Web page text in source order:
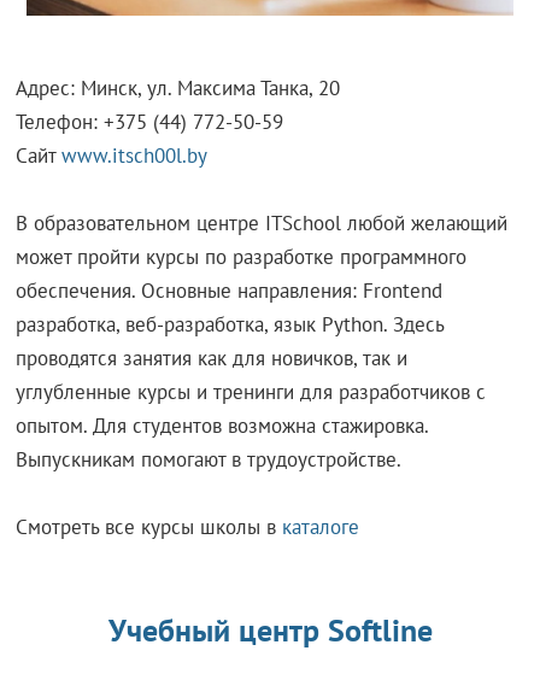
Адрес: Минск, ул. Максима Танка, 20
Телефон: +375 (44) 772-50-59
Сайтwww.itsch00l.by
В образовательном центре ITSchool любой желающий
может пройти курсы по разработке программного
обеспечения. Основные направления: Frontend
разработка, веб-разработка, язык Python. Здесь
проводятся занятия как для новичков, так и
углубленные курсы и тренинги для разработчиков с
опытом. Для студентов возможна стажировка.
Выпускникам помогают в трудоустройстве.
Смотреть все курсы школы в каталоге
Учебный центр Softline